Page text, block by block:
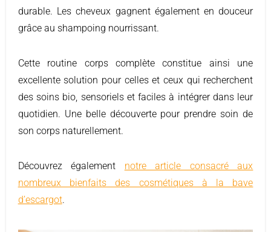
durable. Les cheveux gagnent également en douceur
grâce au shampoing nourrissant.
Cette routine corps complète constitue ainsi une
excellente solution pour celles et ceux qui recherchent
des soins bio, sensoriels et faciles à intégrer dans leur
quotidien. Une belle découverte pour prendre soin de
son corps naturellement.
Découvrez également notre article consacré aux
nombreux bienfaits des cosmétiques à la bave
d’escargot.